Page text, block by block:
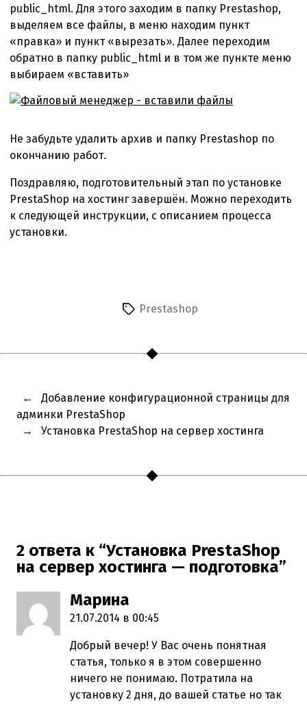
public_html. Для этого заходим в папку Prestashop,
выделяем все файлы, в меню находим пункт
«правка» и пункт «вырезать». Далее переходим
обратно в папку public_html и в том же пункте меню
выбираем «вставить»
Не забудьте удалить архив и папку Prestashop по
окончанию работ.
Поздравляю, подготовительный этап по установке
PrestaShop на хостинг завершён. Можно переходить
к следующей инструкции, с описанием процесса
установки.
Метки
Prestashop
←
Добавление конфигурационной страницы для
админки PrestaShop
→
Установка PrestaShop на сервер хостинга
2 ответа к “Установка PrestaShop
на сервер хостинга — подготовка”
Марина
21.07.2014 в 00:45
Добрый вечер! У Вас очень понятная
статья, только я в этом совершенно
ничего не понимаю. Потратила на
установку 2 дня, до вашей статье но так